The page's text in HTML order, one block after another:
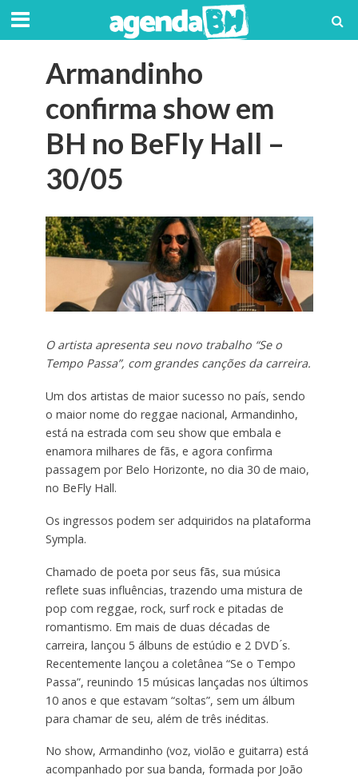
Armandinho
confirma show em
BH no BeFly Hall –
30/05
O artista apresenta seu novo trabalho “Se o
Tempo Passa”, com grandes canções da carreira.
Um dos artistas de maior sucesso no país, sendo
o maior nome do reggae nacional, Armandinho,
está na estrada com seu show que embala e
enamora milhares de fãs, e agora confirma
passagem por Belo Horizonte, no dia 30 de maio,
no BeFly Hall.
Os ingressos podem ser adquiridos na plataforma
Sympla.
Chamado de poeta por seus fãs, sua música
reflete suas influências, trazendo uma mistura de
pop com reggae, rock, surf rock e pitadas de
romantismo. Em mais de duas décadas de
carreira, lançou 5 álbuns de estúdio e 2 DVD ́s.
Recentemente lançou a coletânea “Se o Tempo
Passa”, reunindo 15 músicas lançadas nos últimos
10 anos e que estavam “soltas”, sem um álbum
para chamar de seu, além de três inéditas.
No show, Armandinho (voz, violão e guitarra) está
acompanhado por sua banda, formada por João